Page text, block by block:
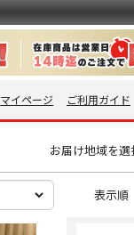
マイページ ご利用ガイド
お届け地域を選
表示順